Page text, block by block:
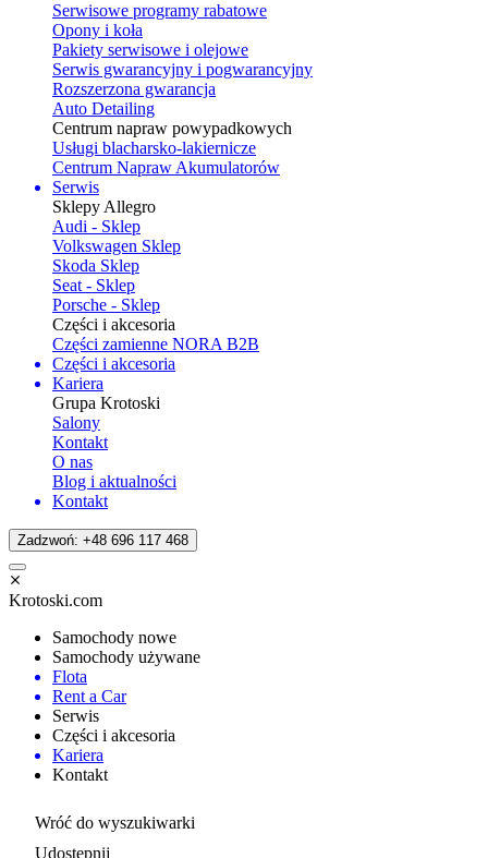
Serwisowe programy rabatowe
Opony i koła
Pakiety serwisowe i olejowe
Serwis gwarancyjny i pogwarancyjny
Rozszerzona gwarancja
Auto Detailing
Centrum napraw powypadkowych
Usługi blacharsko-lakiernicze
Centrum Napraw Akumulatorów
Serwis
Sklepy Allegro
Audi - Sklep
Volkswagen Sklep
Skoda Sklep
Seat - Sklep
Porsche - Sklep
Części i akcesoria
Części zamienne NORA B2B
Części i akcesoria
Kariera
Grupa Krotoski
Salony
Kontakt
O nas
Blog i aktualności
Kontakt
Zadzwoń: +48 696 117 468
Krotoski.com
Samochody nowe
Samochody używane
Flota
Rent a Car
Serwis
Części i akcesoria
Kariera
Kontakt
Wróć do wyszukiwarki
Udostępnij